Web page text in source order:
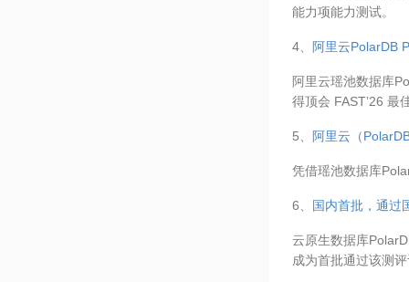
能力项能力测试。
4、 阿里云PolarDB
阿里云瑶池数据库
得顶会 FAST’26 最
5、 阿里云（
凭借瑶池数据库
6、 国内首批，通过
云原生数据库
成为首批通过该测